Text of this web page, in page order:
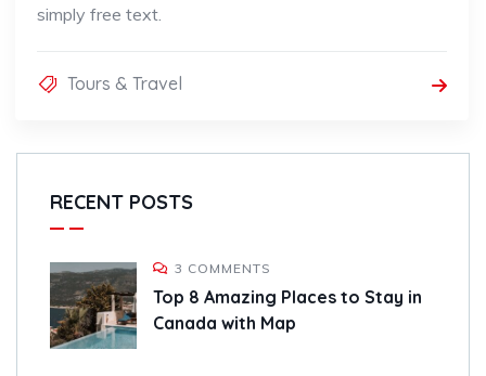
simply free text.
Tours & Travel
RECENT POSTS
3 COMMENTS
Top 8 Amazing Places to Stay in
Canada with Map